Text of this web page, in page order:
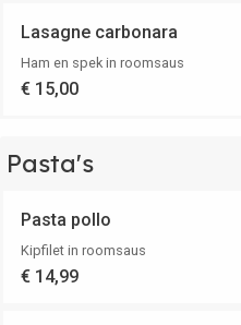
Lasagne carbonara
Ham en spek in roomsaus
€ 15,00
Pasta's
Pasta pollo
Kipfilet in roomsaus
€ 14,99